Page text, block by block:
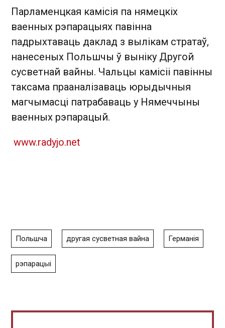
Парламенцкая камісія па нямецкіх
ваенных рэпарацыях павінна
падрыхтаваць даклад з вылікам стратаў,
нанесеных Польшчы ў выніку Другой
сусветнай вайны. Чальцы камісіі павінны
таксама прааналізаваць юрыдычныя
магчымасці патрабаваць у Нямеччыны
ваенных рэпарацый.
www.radyjo.net
Польшча другая сусветная вайна Германія
рэпарацыі